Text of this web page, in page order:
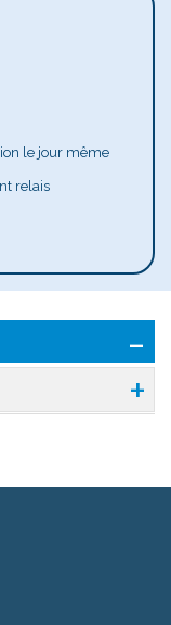
le jour même
relais